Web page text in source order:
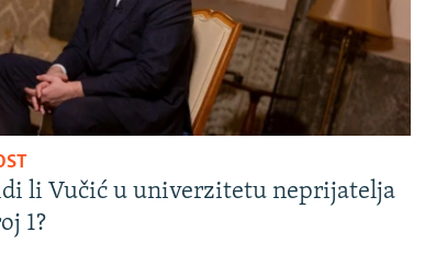
li Vučić u univerzitetu neprijatelja
1?